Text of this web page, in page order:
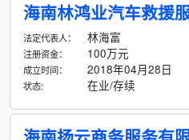
海南林鸿业汽车救援
法定代表人： 林海富
注册资金： 100万元
成立时间： 2018年04月28日
状态: 在业/存续